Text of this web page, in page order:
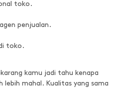
toko.
penjualan.
toko.
kamu jadi tahu kenapa
lebih mahal. Kualitas yang sama